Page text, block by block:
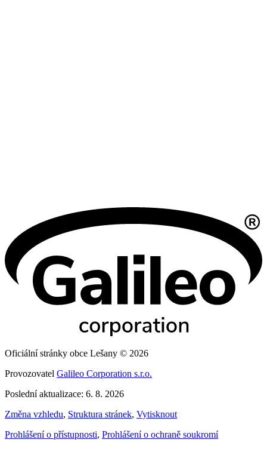
Oficiální stránky obce Lešany © 2026
Provozovatel Galileo Corporation s.r.o.
Poslední aktualizace: 6. 8. 2026
Změna vzhledu, Struktura stránek, Vytisknout
Prohlášení o přístupnosti, Prohlášení o ochraně soukromí